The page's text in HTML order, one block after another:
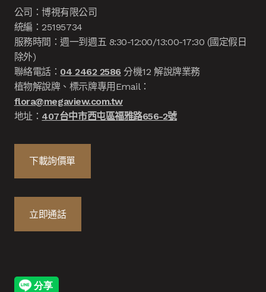
公司：博視有限公司
統編：25195734
服務時間：週一到週五 8:30-12:00/13:00-17:30 (國定假日
除外)
聯絡電話： 04 2462 2586分機12 解說牌業務
植物解說牌、標示牌專用Email：
flora@megaview.com.tw
地址： 407台中市西屯區福雅路656-2號
下載詢價單
立即通話